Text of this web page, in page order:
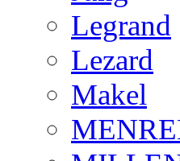
Legrand
Lezard
Makel